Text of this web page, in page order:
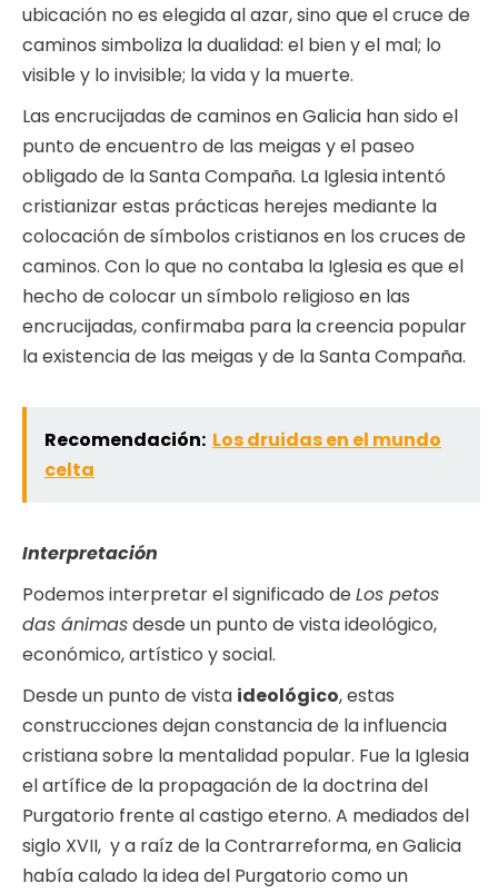
ubicación no es elegida al azar, sino que el cruce de
caminos simboliza la dualidad: el bien y el mal; lo
visible y lo invisible; la vida y la muerte.
Las encrucijadas de caminos en Galicia han sido el
punto de encuentro de las meigas y el paseo
obligado de la Santa Compaña. La Iglesia intentó
cristianizar estas prácticas herejes mediante la
colocación de símbolos cristianos en los cruces de
caminos. Con lo que no contaba la Iglesia es que el
hecho de colocar un símbolo religioso en las
encrucijadas, confirmaba para la creencia popular
la existencia de las meigas y de la Santa Compaña.
Recomendación: Los druidas en el mundo
celta
Interpretación
Podemos interpretar el significado deLos petos
das ánimasdesde un punto de vista ideológico,
económico, artístico y social.
Desde un punto de vista ideológico, estas
construcciones dejan constancia de la influencia
cristiana sobre la mentalidad popular. Fue la Iglesia
el artífice de la propagación de la doctrina del
Purgatorio frente al castigo eterno. A mediados del
siglo XVII, y a raíz de la Contrarreforma, en Galicia
había calado la idea del Purgatorio como un